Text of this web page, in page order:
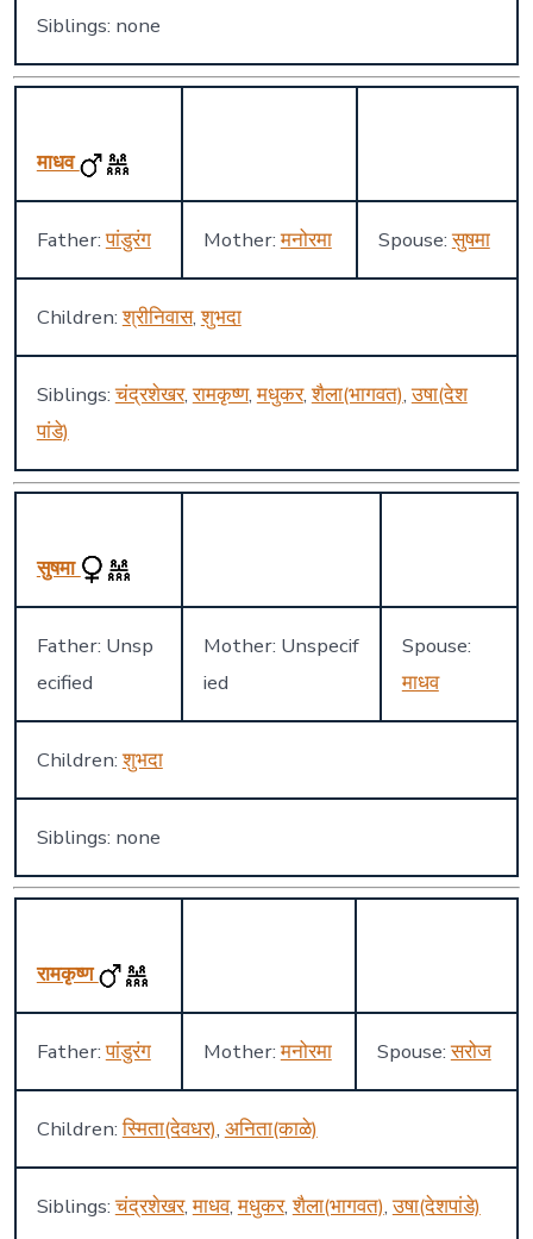
Siblings: none
माधव
Father:पांडुरंग Mother:मनोरमा Spouse:सुषमा
Children:श्रीनिवास,शुभदा
Siblings:चंद्रशेखर,रामकृष्ण,मधुकर,शैला(भागवत),उषा(देश
पांडे)
सुषमा
Father: Unsp
ecified
Mother: Unspecif
ied
Spouse:
माधव
Children:शुभदा
Siblings: none
रामकृष्ण
Father:पांडुरंग Mother:मनोरमा Spouse:सरोज
Children:स्मिता(देवधर), अनिता(काळे)
Siblings:चंद्रशेखर,माधव,मधुकर,शैला(भागवत),उषा(देशपांडे)